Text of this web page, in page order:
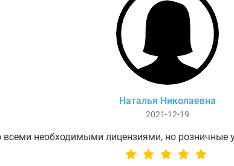
Наталья Николаевна
2021-12-19
всеми необходимыми лицензиями, но розничные